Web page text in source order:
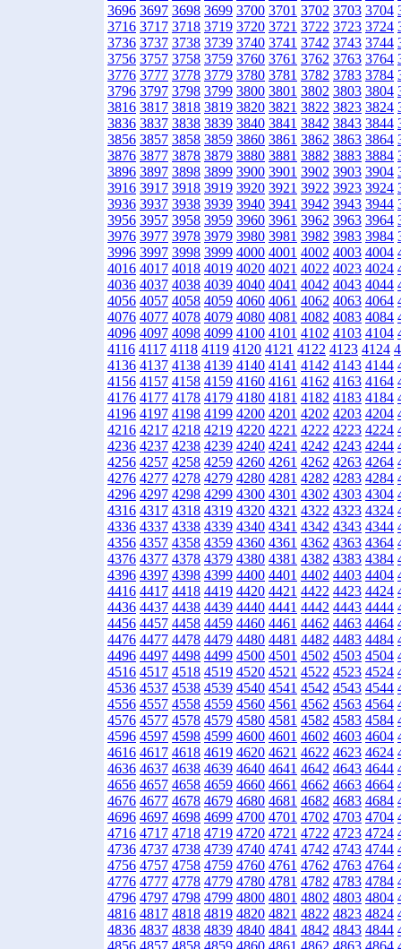
3696 3697 3698 3699 3700 3701 3702 3703 3704
3716 3717 3718 3719 3720 3721 3722 3723 3724
3736 3737 3738 3739 3740 3741 3742 3743 3744
3756 3757 3758 3759 3760 3761 3762 3763 3764
3776 3777 3778 3779 3780 3781 3782 3783 3784
3796 3797 3798 3799 3800 3801 3802 3803 3804
3816 3817 3818 3819 3820 3821 3822 3823 3824
3836 3837 3838 3839 3840 3841 3842 3843 3844
3856 3857 3858 3859 3860 3861 3862 3863 3864
3876 3877 3878 3879 3880 3881 3882 3883 3884
3896 3897 3898 3899 3900 3901 3902 3903 3904
3916 3917 3918 3919 3920 3921 3922 3923 3924
3936 3937 3938 3939 3940 3941 3942 3943 3944
3956 3957 3958 3959 3960 3961 3962 3963 3964
3976 3977 3978 3979 3980 3981 3982 3983 3984
3996 3997 3998 3999 4000 4001 4002 4003 4004
4016 4017 4018 4019 4020 4021 4022 4023 4024
4036 4037 4038 4039 4040 4041 4042 4043 4044
4056 4057 4058 4059 4060 4061 4062 4063 4064
4076 4077 4078 4079 4080 4081 4082 4083 4084
4096 4097 4098 4099 4100 4101 4102 4103 4104
4116 4117 4118 4119 4120 4121 4122 4123 4124
4136 4137 4138 4139 4140 4141 4142 4143 4144
4156 4157 4158 4159 4160 4161 4162 4163 4164
4176 4177 4178 4179 4180 4181 4182 4183 4184
4196 4197 4198 4199 4200 4201 4202 4203 4204
4216 4217 4218 4219 4220 4221 4222 4223 4224
4236 4237 4238 4239 4240 4241 4242 4243 4244
4256 4257 4258 4259 4260 4261 4262 4263 4264
4276 4277 4278 4279 4280 4281 4282 4283 4284
4296 4297 4298 4299 4300 4301 4302 4303 4304
4316 4317 4318 4319 4320 4321 4322 4323 4324
4336 4337 4338 4339 4340 4341 4342 4343 4344
4356 4357 4358 4359 4360 4361 4362 4363 4364
4376 4377 4378 4379 4380 4381 4382 4383 4384
4396 4397 4398 4399 4400 4401 4402 4403 4404
4416 4417 4418 4419 4420 4421 4422 4423 4424
4436 4437 4438 4439 4440 4441 4442 4443 4444
4456 4457 4458 4459 4460 4461 4462 4463 4464
4476 4477 4478 4479 4480 4481 4482 4483 4484
4496 4497 4498 4499 4500 4501 4502 4503 4504
4516 4517 4518 4519 4520 4521 4522 4523 4524
4536 4537 4538 4539 4540 4541 4542 4543 4544
4556 4557 4558 4559 4560 4561 4562 4563 4564
4576 4577 4578 4579 4580 4581 4582 4583 4584
4596 4597 4598 4599 4600 4601 4602 4603 4604
4616 4617 4618 4619 4620 4621 4622 4623 4624
4636 4637 4638 4639 4640 4641 4642 4643 4644
4656 4657 4658 4659 4660 4661 4662 4663 4664
4676 4677 4678 4679 4680 4681 4682 4683 4684
4696 4697 4698 4699 4700 4701 4702 4703 4704
4716 4717 4718 4719 4720 4721 4722 4723 4724
4736 4737 4738 4739 4740 4741 4742 4743 4744
4756 4757 4758 4759 4760 4761 4762 4763 4764
4776 4777 4778 4779 4780 4781 4782 4783 4784
4796 4797 4798 4799 4800 4801 4802 4803 4804
4816 4817 4818 4819 4820 4821 4822 4823 4824
4836 4837 4838 4839 4840 4841 4842 4843 4844
4856 4857 4858 4859 4860 4861 4862 4863 4864